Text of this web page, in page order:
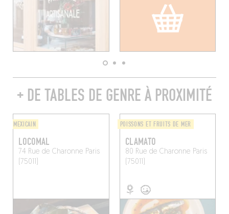
+ DE TABLES DE GENRE À PROXIMITÉ
MEXICAIN
LOCOMAL
74 Rue de Charonne Paris
(75011)
POISSONS ET FRUITS DE MER
CLAMATO
80 Rue de Charonne Paris
(75011)